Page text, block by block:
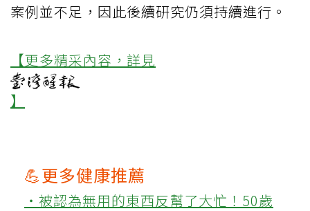
案例並不足，因此後續研究仍須持續進行。
【更多精采內容，詳見
】
💪更多健康推薦
‧被認為無用的東西反幫了大忙！50歲